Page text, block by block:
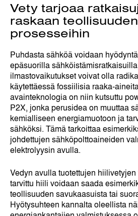
Vety tarjoaa
raskaan teollisuuden
prosesseihin
Puhdasta sähköä voidaan
epäsuorilla
ilmastovaikutukset voivat olla
käytettäessä fossiilisia raaka-
avainteknologia on niin kutsuttu
P2X, jonka perusidea on muuttaa
kemialliseen energiamuotoon ja
sähköksi. Tämä tarkoittaa
johdettujen sähköpolttoaineiden
elektrolyysin avulla.
Vedyn avulla tuotettujen
tarvittu hiili voidaan saada
teollisuuden savukaasuista tai
Hyötysuhteen kannalta oleellista